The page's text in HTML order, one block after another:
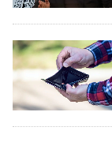
資
樓
市
理